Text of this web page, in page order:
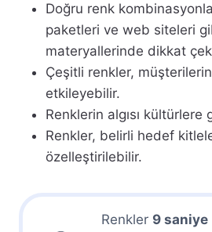
Doğru renk
paketleri ve web siteleri
materyallerinde dikkat
Çeşitli renkler, müşterilerin
etkileyebilir.
Renklerin algısı kültürlere
Renkler, belirli hedef
özelleştirilebilir.
Renkler 9 saniye